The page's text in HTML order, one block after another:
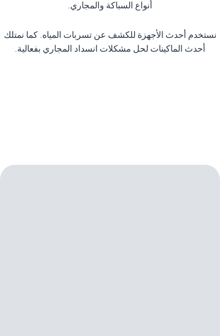
أنواع السباكة والمجاري.
نستخدم أحدث الأجهزة للكشف عن تسربات المياه. كما نمتلك
أحدث الماكينات لحل مشكلات انسداد المجاري بفعالية.